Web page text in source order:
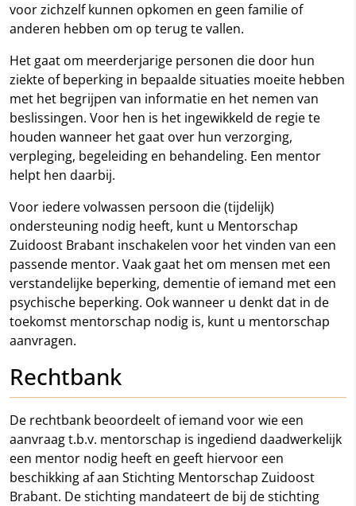
voor zichzelf kunnen opkomen en geen familie of
anderen hebben om op terug te vallen.
Het gaat om meerderjarige personen die door hun
ziekte of beperking in bepaalde situaties moeite hebben
met het begrijpen van informatie en het nemen van
beslissingen. Voor hen is het ingewikkeld de regie te
houden wanneer het gaat over hun verzorging,
verpleging, begeleiding en behandeling. Een mentor
helpt hen daarbij.
Voor iedere volwassen persoon die (tijdelijk)
ondersteuning nodig heeft, kunt u Mentorschap
Zuidoost Brabant inschakelen voor het vinden van een
passende mentor. Vaak gaat het om mensen met een
verstandelijke beperking, dementie of iemand met een
psychische beperking. Ook wanneer u denkt dat in de
toekomst mentorschap nodig is, kunt u mentorschap
aanvragen.
Rechtbank
De rechtbank beoordeelt of iemand voor wie een
aanvraag t.b.v. mentorschap is ingediend daadwerkelijk
een mentor nodig heeft en geeft hiervoor een
beschikking af aan Stichting Mentorschap Zuidoost
Brabant. De stichting mandateert de bij de stichting